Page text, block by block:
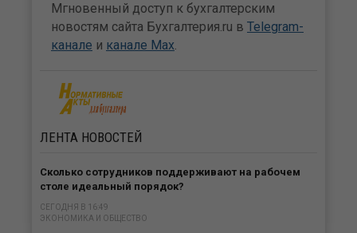
Мгновенный доступ к бухгалтерским
новостям сайта Бухгалтерия.ru в Telegram-
канале и канале Max.
ЛЕНТА НОВОСТЕЙ
Сколько сотрудников поддерживают на рабочем
столе идеальный порядок?
СЕГОДНЯ В 16:49
ЭКОНОМИКА И ОБЩЕСТВО